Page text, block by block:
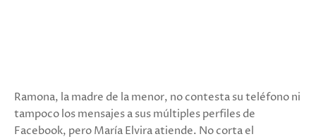
Ramona, la madre de la menor, no contesta su teléfono ni
tampoco los mensajes a sus múltiples perfiles de
Facebook, pero María Elvira atiende. No corta el